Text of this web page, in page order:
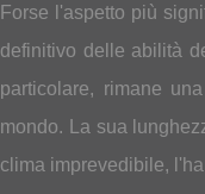
Forse l'aspetto più
definitivo delle abilità
particolare, rimane
mondo. La sua
clima imprevedibile,